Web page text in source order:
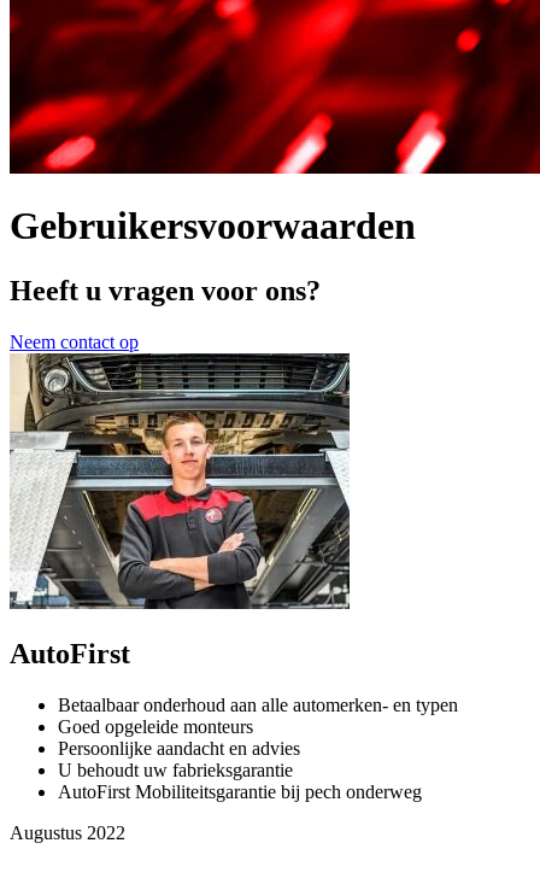
Gebruikersvoorwaarden
Heeft u vragen voor ons?
Neem contact op
AutoFirst
Betaalbaar onderhoud aan alle automerken- en typen
Goed opgeleide monteurs
Persoonlijke aandacht en advies
U behoudt uw fabrieksgarantie
AutoFirst Mobiliteitsgarantie bij pech onderweg
Augustus 2022